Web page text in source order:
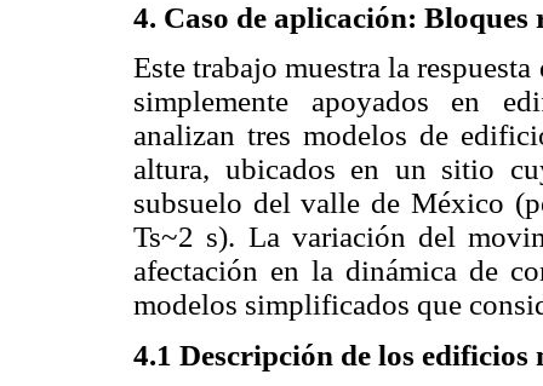
4. Caso de aplicación:
Este trabajo muestra la
simplemente apoyados en
analizan tres modelos de
altura, ubicados en un sitio
subsuelo del valle de México
Ts~2 s). La variación del
afectación en la dinámica de
modelos simplificados que
4.1 Descripción de los edificios